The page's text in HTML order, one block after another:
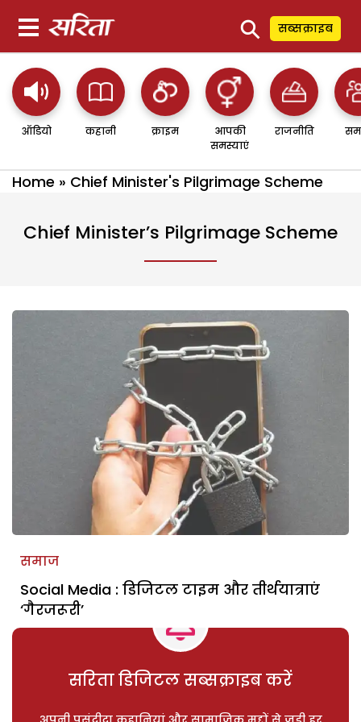
⚲ सब्सक्राइब
ऑडियो कहानी क्राइम
आपकी
समस्याएं
राजनीति
Home » Chief Minister's Pilgrimage Scheme
Chief Minister’s Pilgrimage Scheme
समाज
Social Media : डिजिटल टाइम और तीर्थयात्राएं
‘गैरजरूरी’
सरिता डिजिटल सब्सक्राइब करें